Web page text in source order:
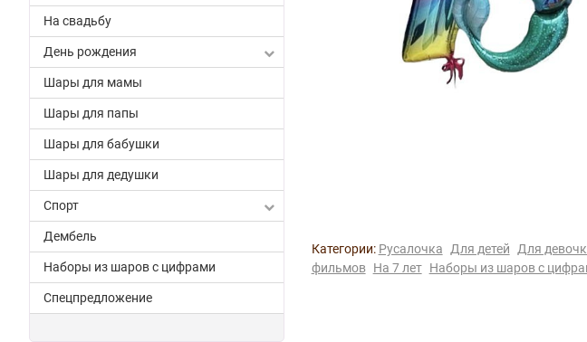
На свадьбу
День рождения
Шары для мамы
Шары для папы
Шары для бабушки
Шары для дедушки
Спорт
Дембель
Наборы из шаров с цифрами
Спецпредложение
Категории: Русалочка Для детей Для
фильмов На 7 лет Наборы из шаров с